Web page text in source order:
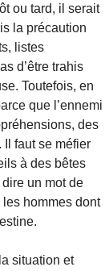
ou tard, il serait
la précaution
listes
d’être trahis
Toutefois, en
que l’ennemi
des
faut se méfier
à des bêtes
un mot de
hommes dont
situation et